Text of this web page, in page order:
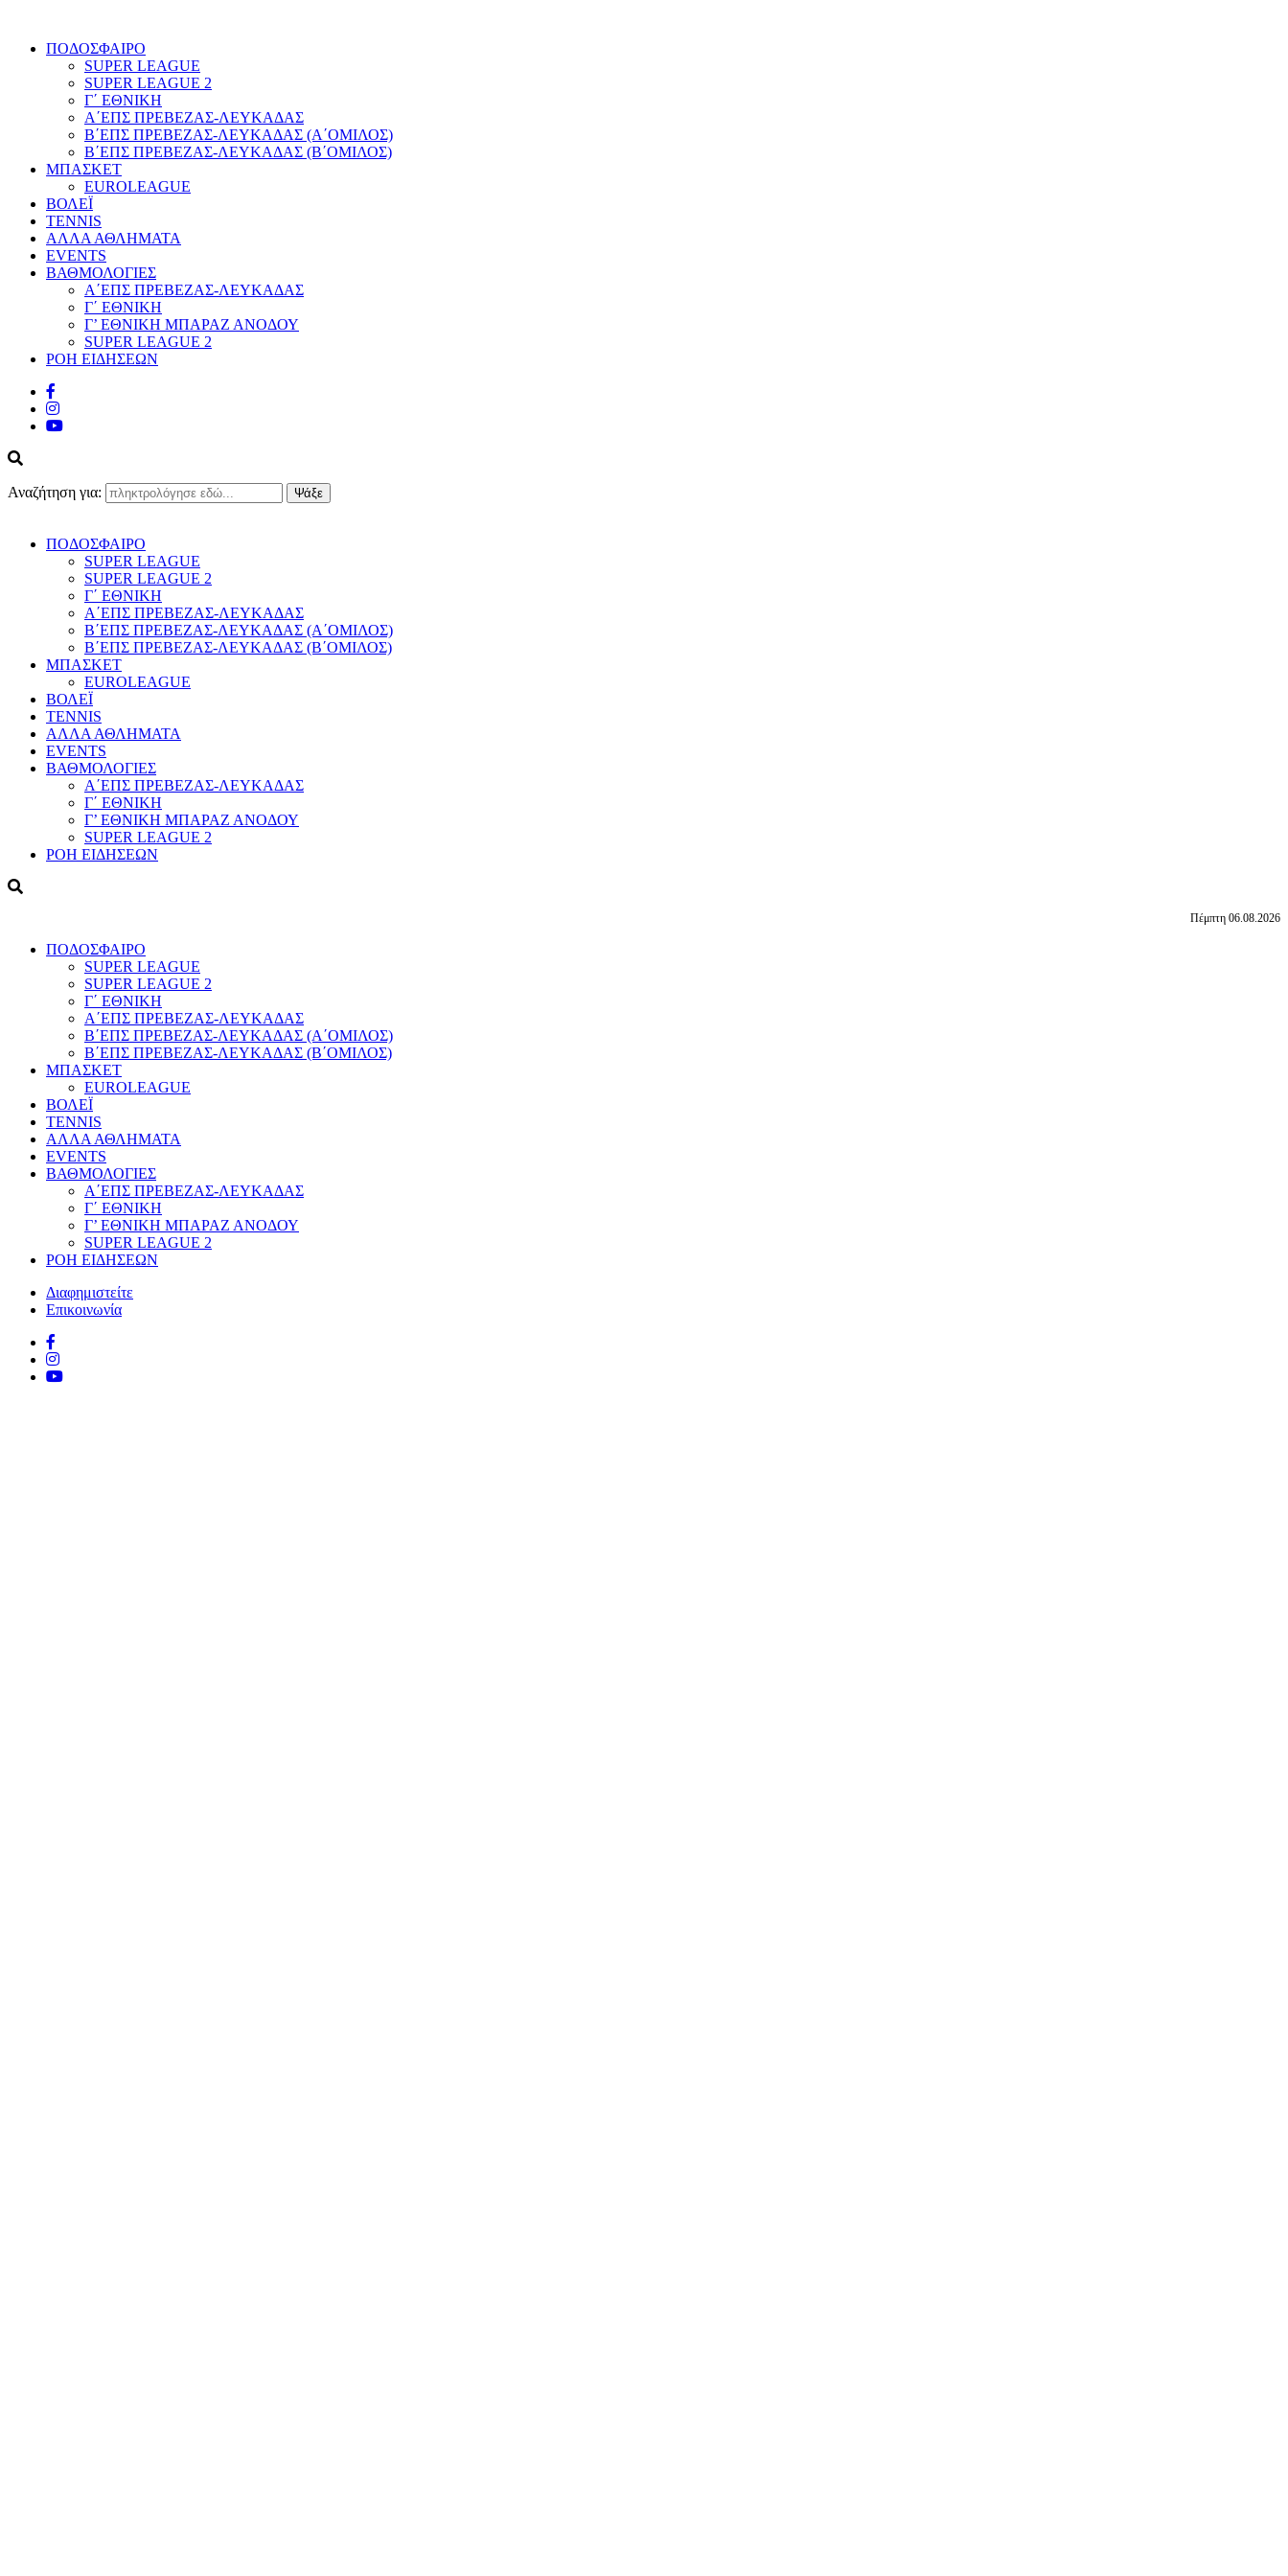
ΠΟΔΟΣΦΑΙΡΟ
SUPER LEAGUE
SUPER LEAGUE 2
Γ΄ ΕΘΝΙΚΗ
Α΄ΕΠΣ ΠΡΕΒΕΖΑΣ-ΛΕΥΚΑΔΑΣ
Β΄ΕΠΣ ΠΡΕΒΕΖΑΣ-ΛΕΥΚΑΔΑΣ (Α΄ΟΜΙΛΟΣ)
Β΄ΕΠΣ ΠΡΕΒΕΖΑΣ-ΛΕΥΚΑΔΑΣ (Β΄ΟΜΙΛΟΣ)
ΜΠΑΣΚΕΤ
EUROLEAGUE
ΒΟΛΕΪ
TENNIS
ΑΛΛΑ ΑΘΛΗΜΑΤΑ
EVENTS
ΒΑΘΜΟΛΟΓΙΕΣ
Α΄ΕΠΣ ΠΡΕΒΕΖΑΣ-ΛΕΥΚΑΔΑΣ
Γ΄ ΕΘΝΙΚΗ
Γ’ ΕΘΝΙΚΗ ΜΠΑΡΑΖ ΑΝΟΔΟΥ
SUPER LEAGUE 2
ΡΟΗ ΕΙΔΗΣΕΩΝ
Αναζήτηση για:
ΠΟΔΟΣΦΑΙΡΟ
SUPER LEAGUE
SUPER LEAGUE 2
Γ΄ ΕΘΝΙΚΗ
Α΄ΕΠΣ ΠΡΕΒΕΖΑΣ-ΛΕΥΚΑΔΑΣ
Β΄ΕΠΣ ΠΡΕΒΕΖΑΣ-ΛΕΥΚΑΔΑΣ (Α΄ΟΜΙΛΟΣ)
Β΄ΕΠΣ ΠΡΕΒΕΖΑΣ-ΛΕΥΚΑΔΑΣ (Β΄ΟΜΙΛΟΣ)
ΜΠΑΣΚΕΤ
EUROLEAGUE
ΒΟΛΕΪ
TENNIS
ΑΛΛΑ ΑΘΛΗΜΑΤΑ
EVENTS
ΒΑΘΜΟΛΟΓΙΕΣ
Α΄ΕΠΣ ΠΡΕΒΕΖΑΣ-ΛΕΥΚΑΔΑΣ
Γ΄ ΕΘΝΙΚΗ
Γ’ ΕΘΝΙΚΗ ΜΠΑΡΑΖ ΑΝΟΔΟΥ
SUPER LEAGUE 2
ΡΟΗ ΕΙΔΗΣΕΩΝ
Πέμπτη 06.08.2026
ΠΟΔΟΣΦΑΙΡΟ
SUPER LEAGUE
SUPER LEAGUE 2
Γ΄ ΕΘΝΙΚΗ
Α΄ΕΠΣ ΠΡΕΒΕΖΑΣ-ΛΕΥΚΑΔΑΣ
Β΄ΕΠΣ ΠΡΕΒΕΖΑΣ-ΛΕΥΚΑΔΑΣ (Α΄ΟΜΙΛΟΣ)
Β΄ΕΠΣ ΠΡΕΒΕΖΑΣ-ΛΕΥΚΑΔΑΣ (Β΄ΟΜΙΛΟΣ)
ΜΠΑΣΚΕΤ
EUROLEAGUE
ΒΟΛΕΪ
TENNIS
ΑΛΛΑ ΑΘΛΗΜΑΤΑ
EVENTS
ΒΑΘΜΟΛΟΓΙΕΣ
Α΄ΕΠΣ ΠΡΕΒΕΖΑΣ-ΛΕΥΚΑΔΑΣ
Γ΄ ΕΘΝΙΚΗ
Γ’ ΕΘΝΙΚΗ ΜΠΑΡΑΖ ΑΝΟΔΟΥ
SUPER LEAGUE 2
ΡΟΗ ΕΙΔΗΣΕΩΝ
Διαφημιστείτε
Επικοινωνία